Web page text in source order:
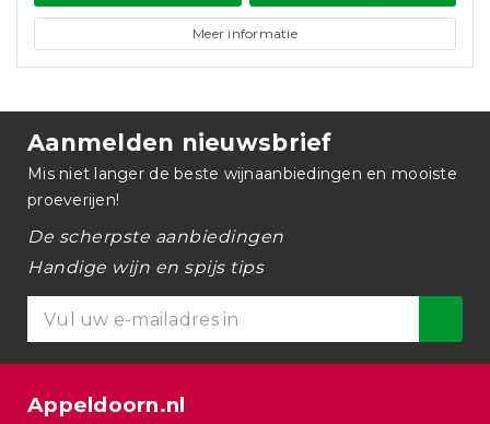
Meer informatie
Aanmelden nieuwsbrief
Mis niet langer de beste wijnaanbiedingen en mooiste
proeverijen!
De scherpste aanbiedingen
Handige wijn en spijs tips
Appeldoorn.nl